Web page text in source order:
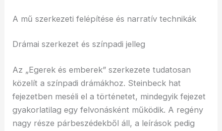
A mű szerkezeti felépítése és narratív technikák
Drámai szerkezet és színpadi jelleg
Az „Egerek és emberek” szerkezete tudatosan
közelít a színpadi drámákhoz. Steinbeck hat
fejezetben meséli el a történetet, mindegyik fejezet
gyakorlatilag egy felvonásként működik. A regény
nagy része párbeszédekből áll, a leírások pedig